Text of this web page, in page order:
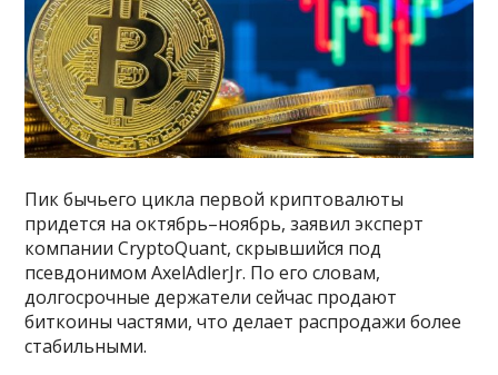
Пик бычьего цикла первой криптовалюты
придется на октябрь–ноябрь, заявил эксперт
компании CryptoQuant, скрывшийся под
псевдонимом AxelAdlerJr. По его словам,
долгосрочные держатели сейчас продают
биткоины частями, что делает распродажи более
стабильными.